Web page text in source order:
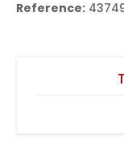
Reference: